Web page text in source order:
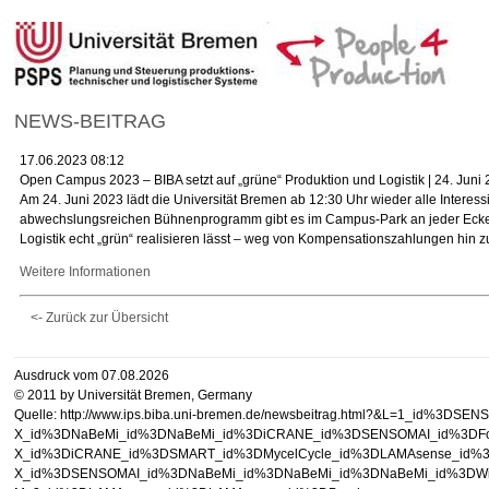
NEWS-BEITRAG
17.06.2023 08:12
Open Campus 2023 – BIBA setzt auf „grüne“ Produktion und Logistik | 24. Juni
Am 24. Juni 2023 lädt die Universität Bremen ab 12:30 Uhr wieder alle
abwechslungsreichen Bühnenprogramm gibt es im Campus-Park an jeder
Logistik echt „grün“ realisieren lässt – weg von Kompensationszahlungen
Weitere Informationen
<- Zurück zur Übersicht
Ausdruck vom 07.08.2026
© 2011 by Universität Bremen, Germany
Quelle: http://www.ips.biba.uni-bremen.de/